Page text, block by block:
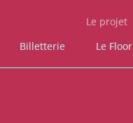
Le projet
Billetterie Le Floor